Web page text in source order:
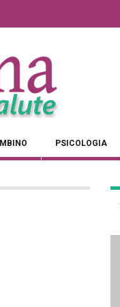
PSICOLOGIA